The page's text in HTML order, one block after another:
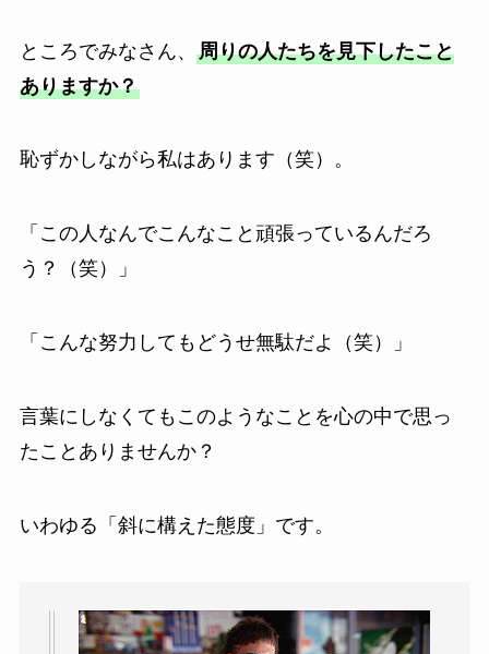
ところでみなさん、 周りの人たちを見下したこと
ありますか？
恥ずかしながら私はあります（笑）。
「この人なんでこんなこと頑張っているんだろ
う？（笑）」
「こんな努力してもどうせ無駄だよ（笑）」
言葉にしなくてもこのようなことを心の中で思っ
たことありませんか？
いわゆる「斜に構えた態度」です。